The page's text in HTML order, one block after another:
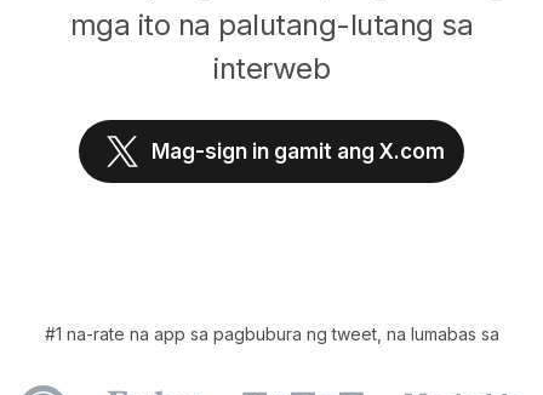
mga ito na palutang-lutang sa
interweb
Mag-sign in gamit ang X.com
#1 na-rate na app sa pagbubura ng tweet, na lumabas sa